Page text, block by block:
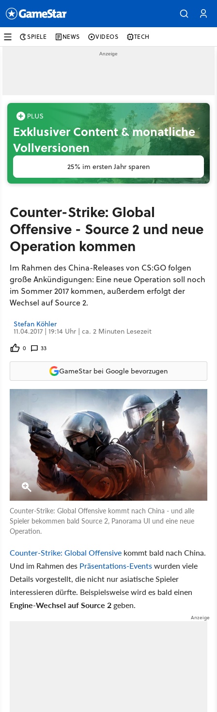
SPIELE NEWS VIDEOS TECH
Exklusiver Content & monatliche
Vollversionen
25% im ersten Jahr sparen
Counter-Strike: Global
Offensive - Source 2 und neue
Operation kommen
Im Rahmen des China-Releases von CS:GO folgen
große Ankündigungen: Eine neue Operation soll noch
im Sommer 2017 kommen, außerdem erfolgt der
Wechsel auf Source 2.
Stefan Köhler
11.04.2017 | 19:14 Uhr | ca. 2 Minuten Lesezeit
0 33
GameStar bei Google bevorzugen
Counter-Strike: Global Offensive kommt nach China - und alle
Spieler bekommen bald Source 2, Panorama UI und eine neue
Operation.
Counter-Strike: Global Offensive kommt bald nach China.
Und im Rahmen des Präsentations-Eventswurden viele
Details vorgestellt, die nicht nur asiatische Spieler
interessieren dürfte. Beispielsweise wird es bald einen
Engine-Wechsel auf Source 2 geben.